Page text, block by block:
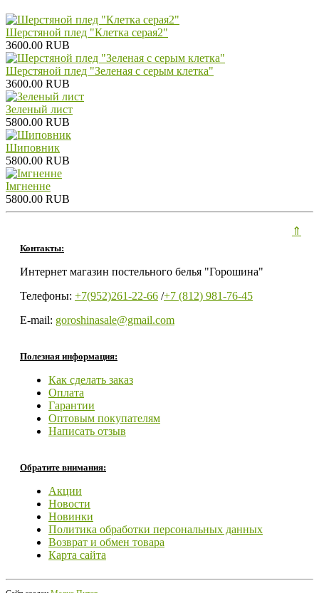
Шерстяной плед "Клетка серая2"
3600.00 RUB
Шерстяной плед "Зеленая с серым клетка"
3600.00 RUB
Зеленый лист
5800.00 RUB
Шиповник
5800.00 RUB
Iмгненне
5800.00 RUB
Контакты:
Интернет магазин постельного белья "Горошина"
Телефоны: +7(952)261-22-66 /+7 (812) 981-76-45
E-mail: goroshinasale@gmail.com
Полезная информация:
Как сделать заказ
Оплата
Гарантии
Оптовым покупателям
Написать отзыв
Обратите внимания:
Акции
Новости
Новинки
Политика обработки персональных данных
Возврат и обмен товара
Карта сайта
⇑